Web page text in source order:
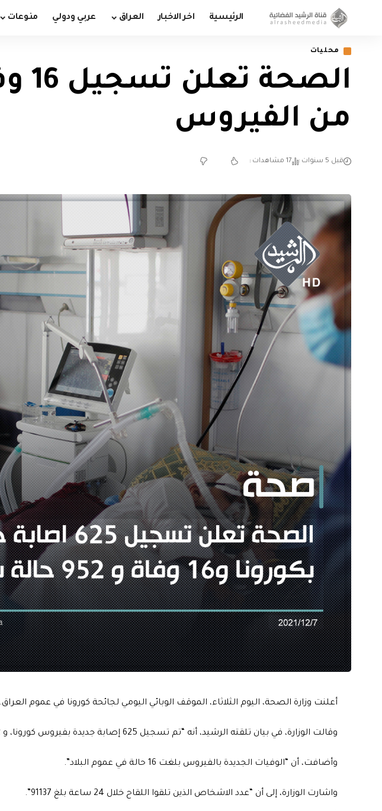
الرئيسية اخر الاخبار العراق عربي ودولي منوعات
محليات
من الفيروس
قبل 5 سنوات 17 مشاهدات
أعلنت وزارة الصحة، اليوم الثلاثاء، الموقف الوبائي اليومي لجائحة كورونا في عموم العراق.
وقالت الوزارة، في بيان تلقته الرشيد، أنه “تم تسجيل 625 إصابة جديدة بفيروس كورونا، و 952 حالة شفاء من المرض”.
وأضافت، أن “الوفيات الجديدة بالفيروس بلغت 16 حالة في عموم البلاد”.
واشارت الوزارة، إلى أن “عدد الاشخاص الذين تلقوا اللقاح خلال 24 ساعة بلغ 91137”.